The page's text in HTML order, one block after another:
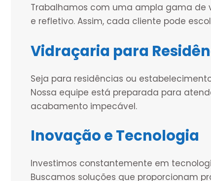
Trabalhamos com uma ampla gama de
e refletivo. Assim, cada cliente pode
Vidraçaria para
Seja para residências ou
Nossa equipe está preparada para
acabamento impecável.
Inovação e Tecnologia
Investimos constantemente em
Buscamos soluções que proporcionam